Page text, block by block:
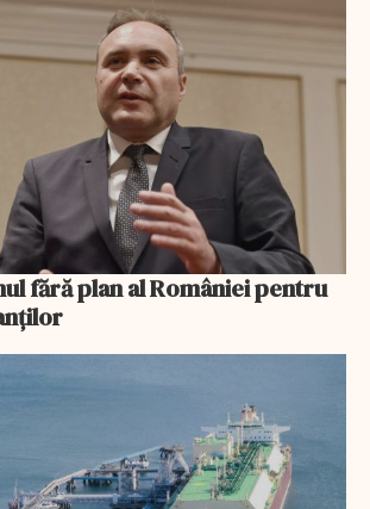
fără plan al României pentru